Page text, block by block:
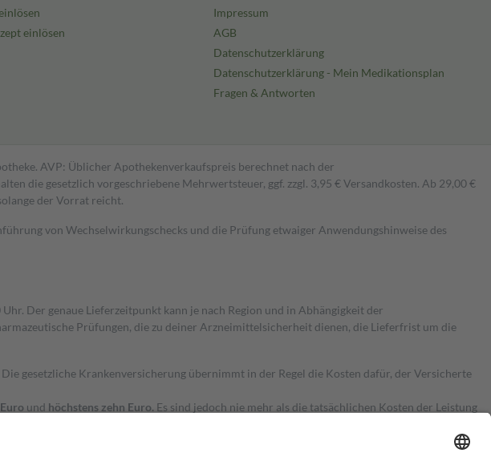
einlösen
Impressum
AGB
Datenschutzerklärung
Datenschutzerklärung - Mein Medikationsplan
Fragen & Antworten
AVP: Üblicher Apothekenverkaufspreis berechnet nach der
die gesetzlich vorgeschriebene Mehrwertsteuer, ggf. zzgl. 3,95 € Versandkosten. Ab 29,00 €
der Vorrat reicht.
von Wechselwirkungschecks und die Prüfung etwaiger Anwendungshinweise des
Der genaue Lieferzeitpunkt kann je nach Region und in Abhängigkeit der
Prüfungen, die zu deiner Arzneimittelsicherheit dienen, die Lieferfrist um die
gesetzliche Krankenversicherung übernimmt in der Regel die Kosten dafür, der Versicherte
und höchstens zehn Euro. Es sind jedoch nie mehr als die tatsächlichen Kosten der Leistung